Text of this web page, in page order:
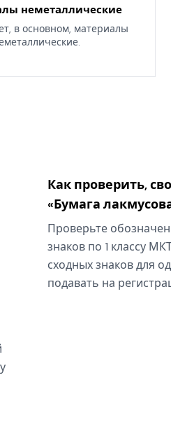
неметаллические
в основном, материалы
Как проверить,
«Бумага
Проверьте
знаков по 1 классу
сходных знаков для
подавать на